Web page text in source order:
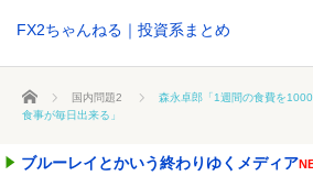
FX2ちゃんねる｜投資系まとめ
ホーム 国内問題2
森永卓郎「1週間の食費を
食事が毎日出来る」
ブルーレイとかいう終わりゆくメディア